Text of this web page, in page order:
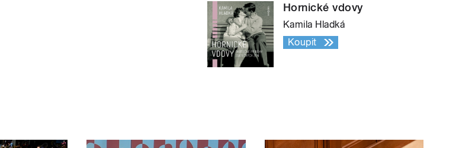
Hornické vdovy
Kamila Hladká
Koupit